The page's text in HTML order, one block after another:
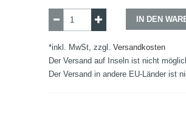
IN DEN
*inkl. MwSt, zzgl. Versandkosten
Der Versand auf Inseln ist nicht
Der Versand in andere EU-Länder ist